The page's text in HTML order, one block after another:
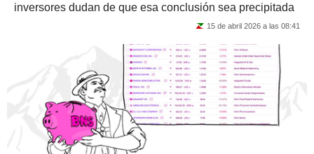
inversores dudan de que esa conclusión sea precipitada
15 de abril 2026 a las 08:41